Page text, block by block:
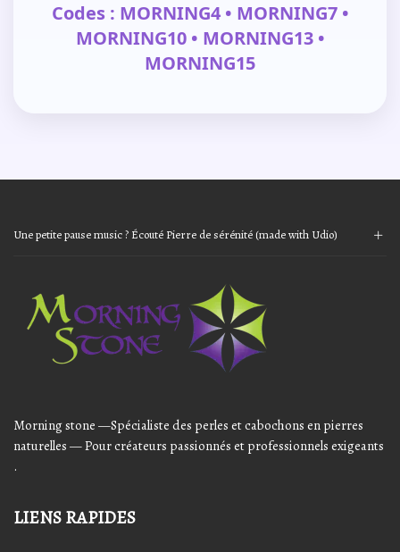
Codes : MORNING4 • MORNING7 •
MORNING10 • MORNING13 •
MORNING15
Une petite pause music ? Écouté Pierre de sérénité (made with Udio)
Morning stone —Spécialiste des perles et cabochons en pierres
naturelles — Pour créateurs passionnés et professionnels exigeants
.
LIENS RAPIDES